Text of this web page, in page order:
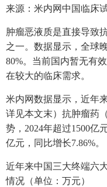
来源：米内网中国临床
肿瘤恶液质是直接导致
之一。数据显示，全球
80%。当前国内暂无有
在较大的临床需求。
米内网数据显示，近年
详见本文末）抗肿瘤药
势，2024年超过1500亿
亿元，同比增长7.86%。
近年来中国三大终端六
情况（单位：万元）